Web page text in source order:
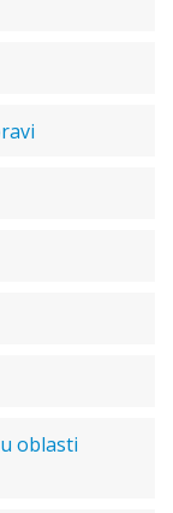
oblasti